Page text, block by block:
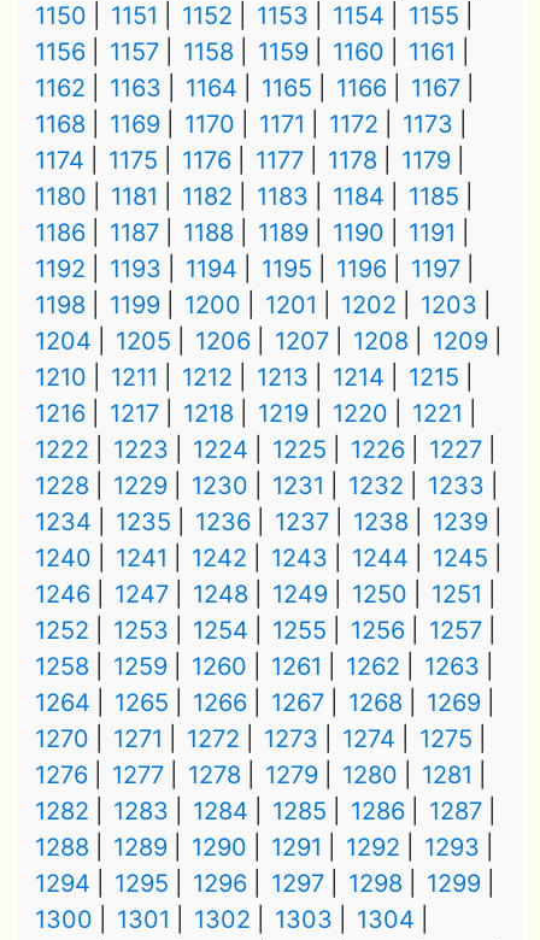
1150
1151 1152 1153 1154
1155
1156
1157 1158 1159 1160
1161
1162
1163 1164 1165 1166
1167
1168
1169 1170 1171 1172
1173
1174
1175 1176 1177 1178
1179
1180
1181 1182 1183 1184
1185
1186
1187 1188 1189 1190
1191
1192
1193 1194 1195 1196
1197
1198
1199 1200 1201 1202
1203
1204
1205 1206 1207 1208
1209
1210
1211 1212 1213 1214
1215
1216
1217 1218 1219 1220
1221
1222
1223 1224 1225 1226
1227
1228
1229 1230 1231 1232
1233
1234
1235 1236 1237 1238
1239
1240
1241 1242 1243 1244
1245
1246
1247 1248 1249 1250
1251
1252
1253 1254 1255 1256
1257
1258
1259 1260 1261 1262
1263
1264
1265 1266 1267 1268
1269
1270
1271 1272 1273 1274
1275
1276
1277 1278 1279 1280
1281
1282
1283 1284 1285 1286
1287
1288
1289 1290 1291 1292
1293
1294
1295 1296 1297 1298
1299
1300
1301 1302 1303
1304